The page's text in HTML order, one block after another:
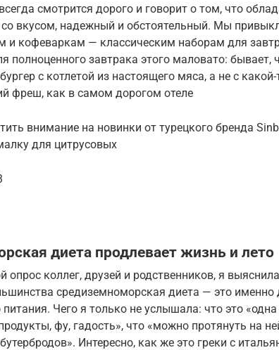
смотрится дорого и говорит о том, что
со вкусом, надежный и обстоятельный. Мы
и кофеваркам — классическим наборам для
полноценного завтрака этого маловато: бывает,
с котлетой из настоящего мяса, а не с
фреш, как в самом дорогом отеле
внимание на новинки от турецкого бренда
для цитрусовых
диета продлевает жизнь и лето
опрос коллег, друзей и родственников, я
средиземноморская диета — это именно
Чего я только не услышала: что это
фу, гадость», что «можно протянуть на
Интересно, как же это греки с